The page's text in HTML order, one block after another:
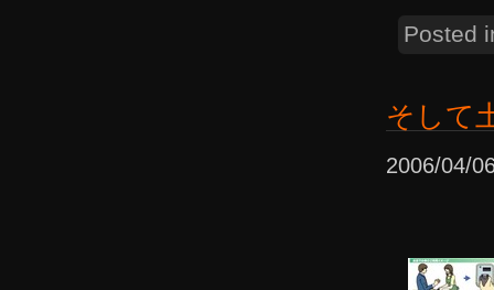
Posted
そして
2006/04/